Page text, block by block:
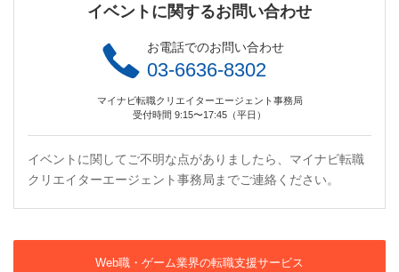
イベントに関するお問い合わせ
お電話でのお問い合わせ
03-6636-8302
マイナビ転職クリエイターエージェント事務局
受付時間 9:15〜17:45（平日）
イベントに関してご不明な点がありましたら、マイナビ転職
クリエイターエージェント事務局までご連絡ください。
Web職・ゲーム業界の転職支援サービス